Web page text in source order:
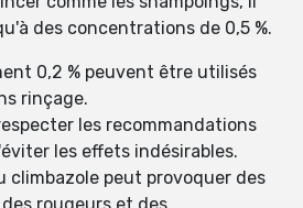
des concentrations de 0,5 %.
0,2 % peuvent être utilisés
rinçage.
les recommandations
les effets indésirables.
climbazole peut provoquer des